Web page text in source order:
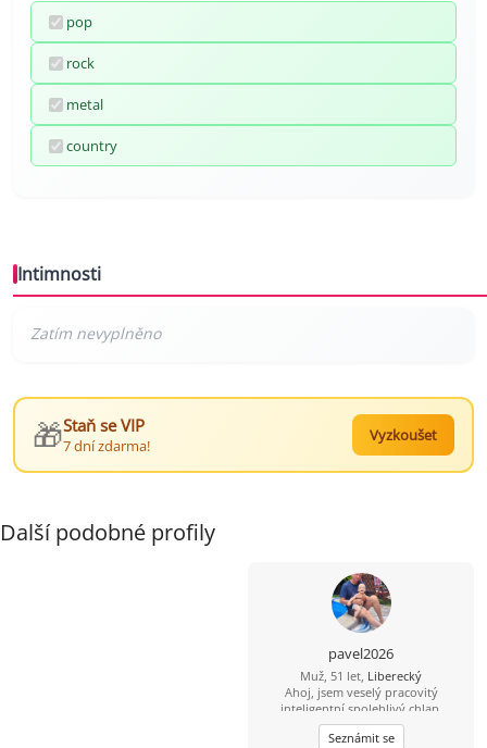
pop
rock
metal
country
Intimnosti
🎁Staň se VIP
7 dní zdarma!
Vyzkoušet
Další podobné profily
pavel2026
Muž, 51 let, Liberecký
Ahoj, jsem veselý pracovitý
inteligentní spolehlivý chlap.
Seznámit se